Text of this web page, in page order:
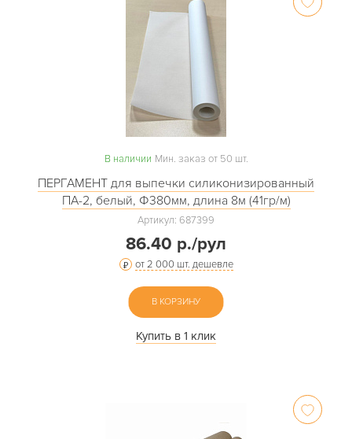
В наличии Мин. заказ от 50 шт.
ПЕРГАМЕНТ для выпечки силиконизированный
ПА-2, белый, Ф380мм, длина 8м (41гр/м)
Артикул: 687399
86.40 р./рул
от 2 000 шт. дешевле
В КОРЗИНУ
Купить в 1 клик